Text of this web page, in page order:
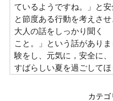
ているようですね。」と安
と節度ある行動を考えさ
大人の話をしっかり聞く
こと。」という話があり
験をし、元気に，安全に、
すばらしい夏を過ごしてほ
カテゴ